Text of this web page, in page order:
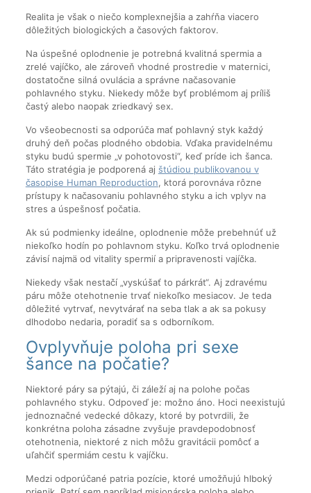
Realita je však o niečo komplexnejšia a zahŕňa viacero
dôležitých biologických a časových faktorov.
Na úspešné oplodnenie je potrebná kvalitná spermia a
zrelé vajíčko, ale zároveň vhodné prostredie v maternici,
dostatočne silná ovulácia a správne načasovanie
pohlavného styku. Niekedy môže byť problémom aj príliš
častý alebo naopak zriedkavý sex.
Vo všeobecnosti sa odporúča mať pohlavný styk každý
druhý deň počas plodného obdobia. Vďaka pravidelnému
styku budú spermie „v pohotovosti“, keď príde ich šanca.
Táto stratégia je podporená aj štúdiou publikovanou v
časopise Human Reproduction, ktorá porovnáva rôzne
prístupy k načasovaniu pohlavného styku a ich vplyv na
stres a úspešnosť počatia.
Ak sú podmienky ideálne, oplodnenie môže prebehnúť už
niekoľko hodín po pohlavnom styku. Koľko trvá oplodnenie
závisí najmä od vitality spermií a pripravenosti vajíčka.
Niekedy však nestačí „vyskúšať to párkrát“. Aj zdravému
páru môže otehotnenie trvať niekoľko mesiacov. Je teda
dôležité vytrvať, nevytvárať na seba tlak a ak sa pokusy
dlhodobo nedaria, poradiť sa s odborníkom.
Ovplyvňuje poloha pri sexe
šance na počatie?
Niektoré páry sa pýtajú, či záleží aj na polohe počas
pohlavného styku. Odpoveď je: možno áno. Hoci neexistujú
jednoznačné vedecké dôkazy, ktoré by potvrdili, že
konkrétna poloha zásadne zvyšuje pravdepodobnosť
otehotnenia, niektoré z nich môžu gravitácii pomôcť a
uľahčiť spermiám cestu k vajíčku.
Medzi odporúčané patria pozície, ktoré umožňujú hlboký